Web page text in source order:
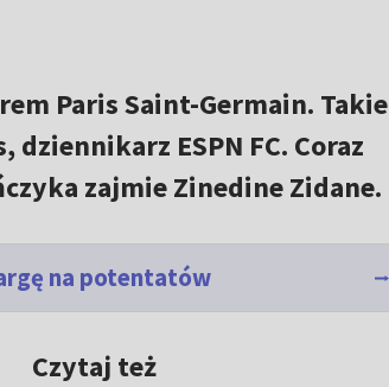
Paris Saint-Germain. Takie
ESPN FC. Coraz
zajmie Zinedine Zidane.
na potentatów
Czytaj też